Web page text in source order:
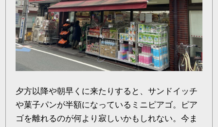
夕方以降や朝早くに来たりすると、サンドイッチ
や菓子パンが半額になっているミニピアゴ。ピア
ゴを離れるのが何より寂しいかもしれない。今ま